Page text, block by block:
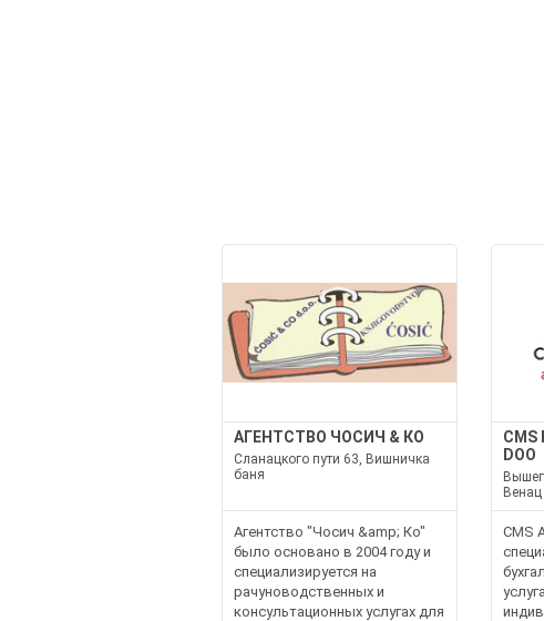
АГЕНТСТВО ЧОСИЧ & КО
Сланацкого пути 63, Вишничка
баня
Агентство "Чосич &amp; Ко"
было основано в 2004 году и
специализируется на
рачуноводственных и
консультационных услугах для
CMS
DOO
Венац
CMS